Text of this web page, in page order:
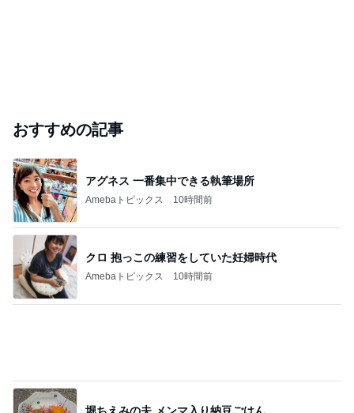
おすすめの記事
アグネス 一番集中できる執筆場所
Amebaトピックス 10時間前
クロ 抱っこの練習をしていた妊婦時代
Amebaトピックス 10時間前
モト冬樹 愛犬の可愛い幸せそうな寝顔